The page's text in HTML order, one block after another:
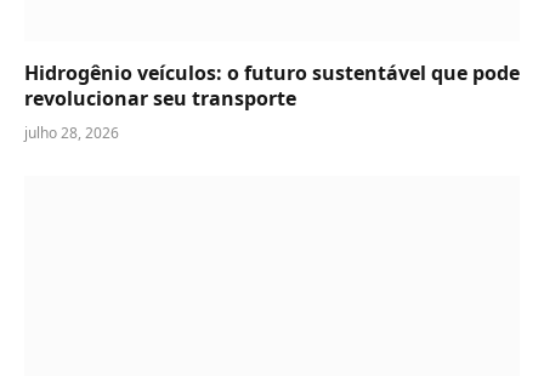
Hidrogênio veículos: o futuro sustentável que pode
revolucionar seu transporte
julho 28, 2026